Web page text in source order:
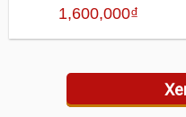
Được xếp
5 sao
1,600,000₫